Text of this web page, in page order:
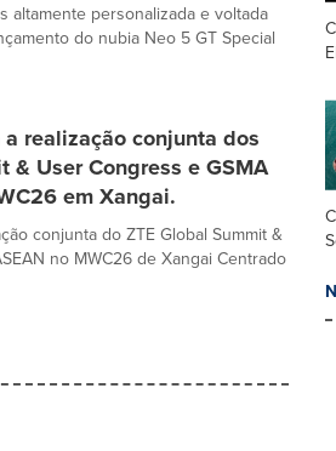
altamente personalizada e voltada
do nubia Neo 5 GT Special
realização conjunta dos
& User Congress e GSMA
em Xangai.
conjunta do ZTE Global Summit &
no MWC26 de Xangai Centrado